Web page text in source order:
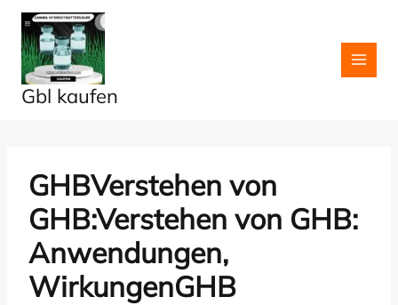
Skip
content
Gbl kaufen
GHBVerstehen von
GHB:Verstehen von GHB:
Anwendungen,
WirkungenGHB